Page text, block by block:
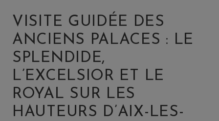
VISITE GUIDÉE DES
ANCIENS PALACES : LE
SPLENDIDE,
L’EXCELSIOR ET LE
ROYAL SUR LES
HAUTEURS D’AIX-LES-